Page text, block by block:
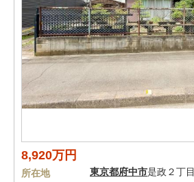
8,920万円
所在地 東京都府中市是政２丁目